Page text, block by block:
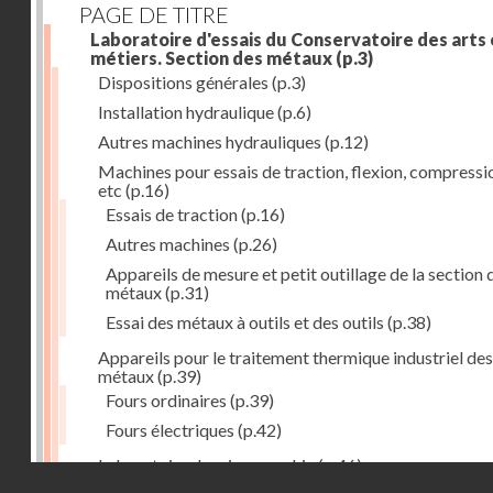
PAGE DE TITRE
Laboratoire d'essais du Conservatoire des arts
métiers. Section des métaux (p.3)
Dispositions générales (p.3)
Installation hydraulique(p.6)
Autres machines hydrauliques (p.12)
Machines pour essais de traction, flexion,
etc (p.16)
Essais de traction(p.16)
Autres machines (p.26)
Appareils de mesure et petit outillage de la section
métaux(p.31)
Essai des métaux à outils et des outils (p.38)
Appareils pour le traitement thermique industriel des
métaux(p.39)
Fours ordinaires (p.39)
Fours électriques (p.42)
Laboratoire de micrographie(p.46)